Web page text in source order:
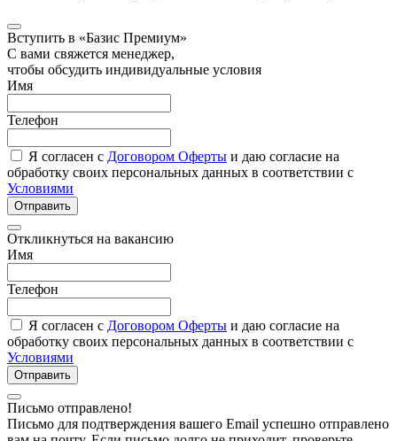
Вступить в «Базис Премиум»
С вами свяжется менеджер,
чтобы обсудить индивидуальные условия
Имя
Телефон
Я согласен с Договором Оферты и даю согласие на
обработку своих персональных данных в соответствии с
Условиями
Отправить
Откликнуться на вакансию
Имя
Телефон
Я согласен с Договором Оферты и даю согласие на
обработку своих персональных данных в соответствии с
Условиями
Отправить
Письмо отправлено!
Письмо для подтверждения вашего Email успешно отправлено